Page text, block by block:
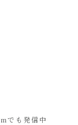
でも発信中